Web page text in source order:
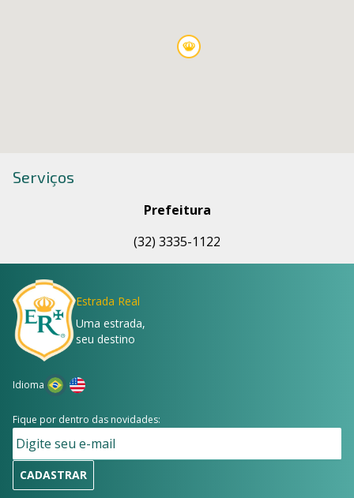
Serviços
Prefeitura
(32) 3335-1122
Estrada Real
Uma estrada,
seu destino
Idioma
Fique por dentro das novidades:
CADASTRAR